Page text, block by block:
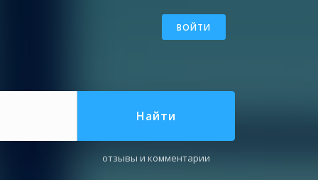
ВОЙТИ
Найти
отзывы и комментарии